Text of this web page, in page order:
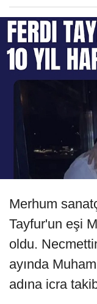
Merhum
Tayfur'un eşi
oldu.
ayında
adına icra